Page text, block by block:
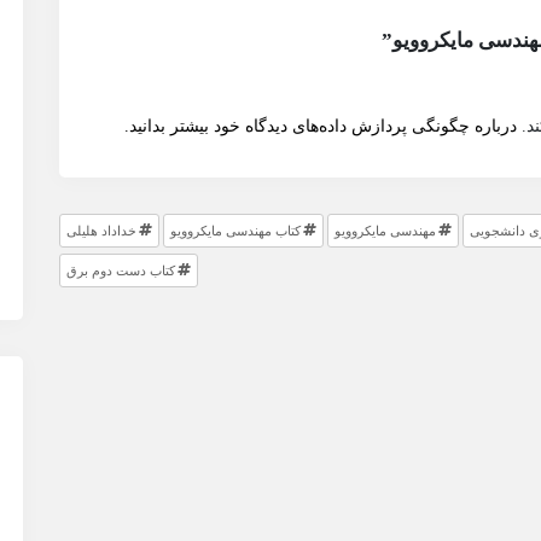
مایکروویو”
درباره چگونگی پردازش داده‌های دیدگاه خود بیشتر بدانید.
دانشجویی مهندسی مایکروویو کتاب مهندسی مایکروویو خداداد هلیلی
کتاب دست دوم برق